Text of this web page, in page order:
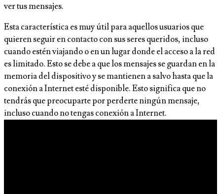
ver tus mensajes.
Esta característica es muy útil para aquellos usuarios que
quieren seguir en contacto con sus seres queridos, incluso
cuando estén viajando o en un lugar donde el acceso a la red
es limitado. Esto se debe a que los mensajes se guardan en la
memoria del dispositivo y se mantienen a salvo hasta que la
conexión a Internet esté disponible. Esto significa que no
tendrás que preocuparte por perderte ningún mensaje,
incluso cuando no tengas conexión a Internet.